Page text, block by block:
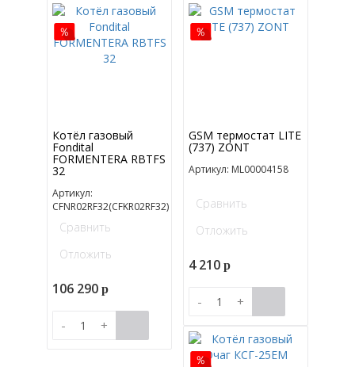
Котёл газовый
Fondital
FORMENTERA RBTFS
32
Артикул:
CFNR02RF32(CFKR02RF32)
Сравнить
Отложить
106 290p
- +
GSM термостат LITE
(737) ZONT
Артикул: ML00004158
Сравнить
Отложить
4 210p
- +